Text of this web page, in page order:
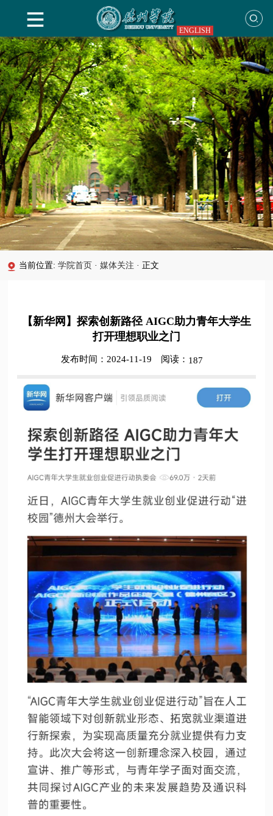
ENGLISH
当前位置:学院首页 · 媒体关注 · 正文
【新华网】探索创新路径 AIGC助力青年大学生
打开理想职业之门
发布时间：2024-11-19 阅读： 187